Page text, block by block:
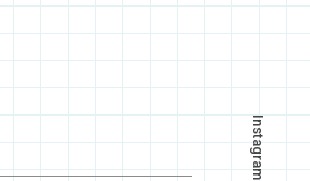
Instagram